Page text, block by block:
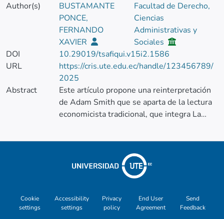
Author(s)
BUSTAMANTE
PONCE,
FERNANDO
XAVIER
Facultad de Derecho,
Ciencias
Administrativas y
Sociales
DOI
10.29019/tsafiqui.v15i2.1586
URL
https://cris.ute.edu.ec/handle/123456789/
2025
Abstract
Este artículo propone una reinterpretación
de Adam Smith que se aparta de la lectura
economicista tradicional, que integra La
riqueza de las naciones, para desarrollar una
del valor y de la riqueza, con implicaciones
para los Objetivos de Desarrollo Sostenible
hermenéutico de textos primarios
smithianos, particularmente del capítulo II
Cookie
settings
Accessibility
settings
Privacy
policy
End User
Agreement
Send
Feedback